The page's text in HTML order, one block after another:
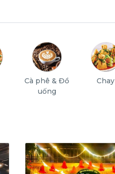
Cà phê & Đồ
uống
Chay